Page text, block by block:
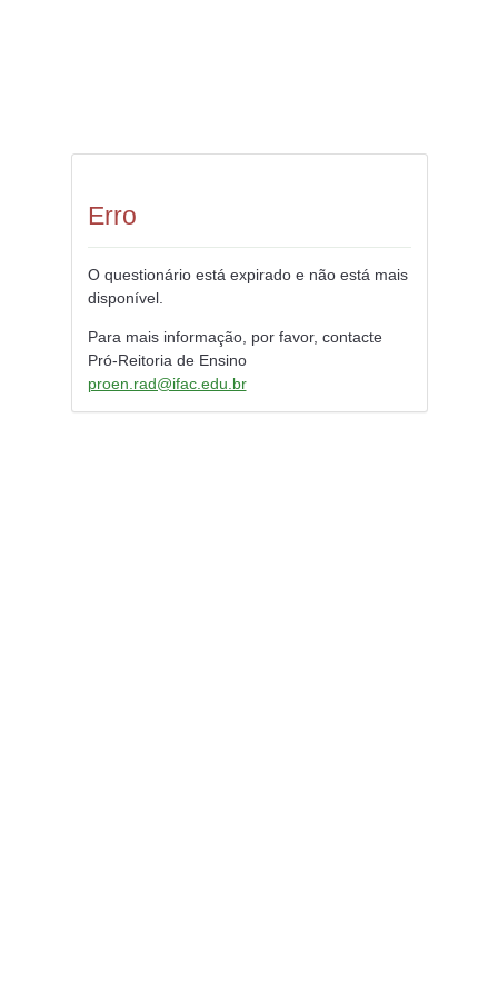
Erro
O questionário está expirado e não está mais
disponível.
Para mais informação, por favor, contacte
Pró-Reitoria de Ensino
proen.rad@ifac.edu.br